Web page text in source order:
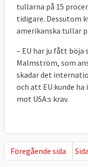
tullarna på 15
tidigare. Dessutom
amerikanska tullar
– EU har ju fått böja
Malmström, som
skadar det
och att EU kunde
mot USA:s krav.
Föregående sida
Föregående sida